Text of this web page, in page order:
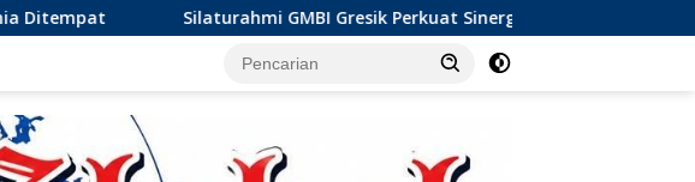
Silaturahmi GMBI Gresik Perkuat Sinergi dengan Komunitas Wong Bodho,